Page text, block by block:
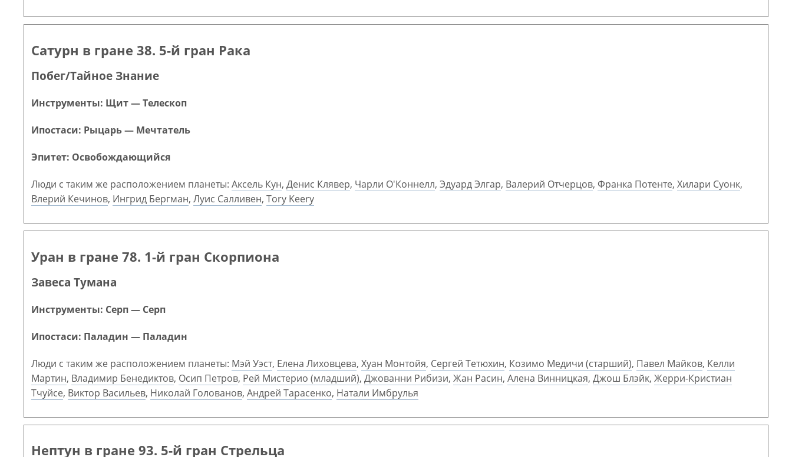
Сатурн в гране 38. 5-й гран Рака
Побег/Тайное Знание
Инструменты: Щит — Телескоп
Ипостаси: Рыцарь — Мечтатель
Эпитет: Освобождающийся
Люди с таким же расположением планеты: Аксель Кун, Денис Клявер, Чарли О'Коннелл, Эдуард Элгар, Валерий Отчерцов, Франка Потенте, Хилари Суонк,
Влерий Кечинов, Ингрид Бергман, Луис Салливен, Tory Keery
Уран в гране 78. 1-й гран Скорпиона
Завеса Тумана
Инструменты: Серп — Серп
Ипостаси: Паладин — Паладин
Люди с таким же расположением планеты: Мэй Уэст, Елена Лиховцева, Хуан Монтойя, Сергей Тетюхин, Козимо Медичи (старший), Павел Майков, Келли
Мартин, Владимир Бенедиктов, Осип Петров, Рей Мистерио (младший), Джованни Рибизи, Жан Расин, Алена Винницкая, Джош Блэйк, Жерри-Кристиан
Тчуйсе, Виктор Васильев, Николай Голованов, Андрей Тарасенко, Натали Имбрулья
Нептун в гране 93. 5-й гран Стрельца